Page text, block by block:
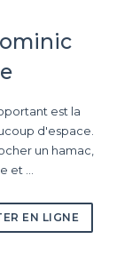
est la
d'espace.
un hamac,
...
EN LIGNE